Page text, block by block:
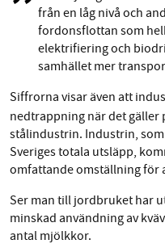
från en låg nivå och
fordonsflottan som
elektrifiering och
samhället mer
Siffrorna visar även att
nedtrappning när det
stålindustrin. Industrin,
Sveriges totala utsläpp,
omfattande omställning för
Ser man till jordbruket har
minskad användning av
antal mjölkkor.